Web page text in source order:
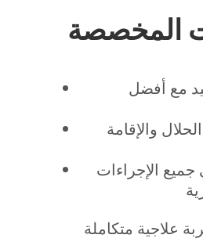
المخصصة
مع أفضل
والإقامة
الإجراءات
علاجية متكاملة